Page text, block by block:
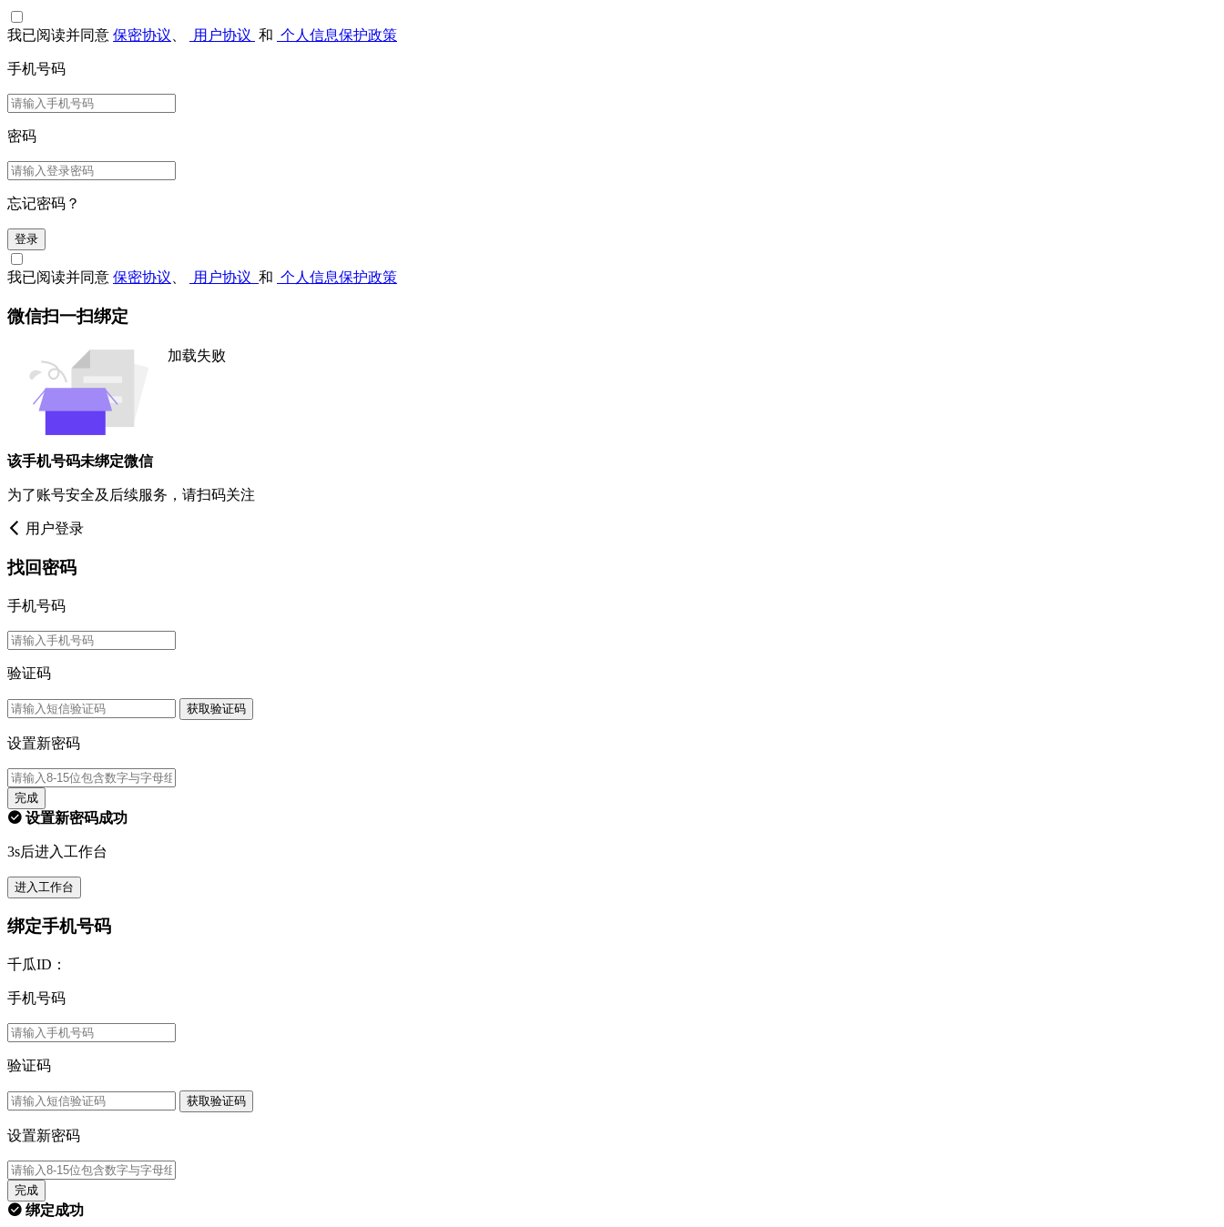
我已阅读并同意 保密协议 用户协议 和 个人信息保护政策
手机号码
密码
忘记密码？
登录
我已阅读并同意 保密协议 用户协议 和 个人信息保护政策
微信扫一扫绑定
加载失败
该手机号码未绑定微信
为了账号安全及后续服务，请扫码关注
用户登录
找回密码
手机号码
验证码
获取验证码
设置新密码
完成
设置新密码成功
3s后进入工作台
进入工作台
绑定手机号码
千瓜ID：
手机号码
验证码
获取验证码
设置新密码
完成
绑定成功